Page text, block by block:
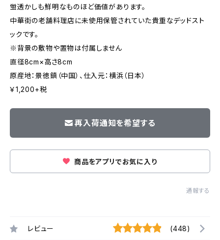
蛍透かしも鮮明なものほど価値があります。
中華街の老舗料理店に未使用保管されていた貴重なデッドスト
ックです。
※背景の敷物や置物は付属しません
直径8cm×高さ8cm
原産地：景徳鎮（中国）、仕入元：横浜（日本）
￥1,200+税
再入荷通知を希望する
商品をアプリでお気に入り
通報する
レビュー (448)